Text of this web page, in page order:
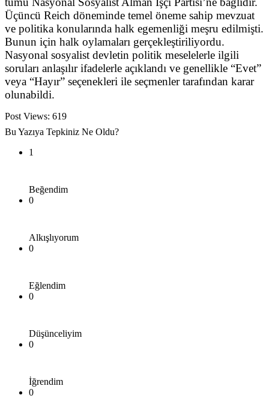
Üçüncü Reich döneminde temel öneme sahip mevzuat
ve politika konularında halk egemenliği meşru edilmişti.
Bunun için halk oylamaları gerçekleştiriliyordu.
Nasyonal sosyalist devletin politik meselelerle ilgili
soruları anlaşılır ifadelerle açıklandı ve genellikle “Evet”
veya “Hayır” seçenekleri ile seçmenler tarafından karar
olunabildi.
Post Views: 619
Bu Yazıya Tepkiniz Ne Oldu?
1
Beğendim
0
Alkışlıyorum
0
Eğlendim
0
Düşünceliyim
0
İğrendim
0